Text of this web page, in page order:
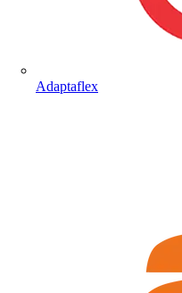
Adaptaflex